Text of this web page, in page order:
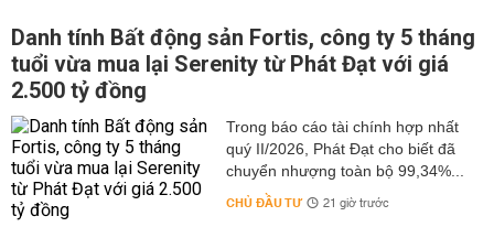
Danh tính Bất động sản Fortis, công ty 5 tháng
tuổi vừa mua lại Serenity từ Phát Đạt với giá
2.500 tỷ đồng
Trong báo cáo tài chính hợp nhất
quý II/2026, Phát Đạt cho biết đã
chuyển nhượng toàn bộ 99,34%...
CHỦ ĐẦU TƯ 21 giờ trước